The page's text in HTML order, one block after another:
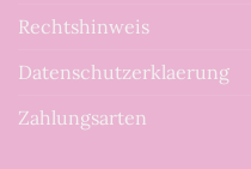
Rechtshinweis
Datenschutzerklaerung
Zahlungsarten